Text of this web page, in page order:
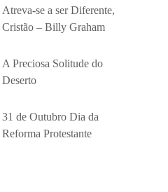
Atreva-se a ser Diferente,
Cristão – Billy Graham
A Preciosa Solitude do
Deserto
31 de Outubro Dia da
Reforma Protestante